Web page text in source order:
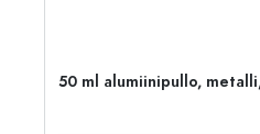
50 ml alumiinipullo,